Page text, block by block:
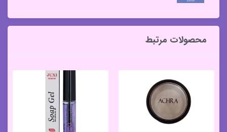
محصولات مرتبط